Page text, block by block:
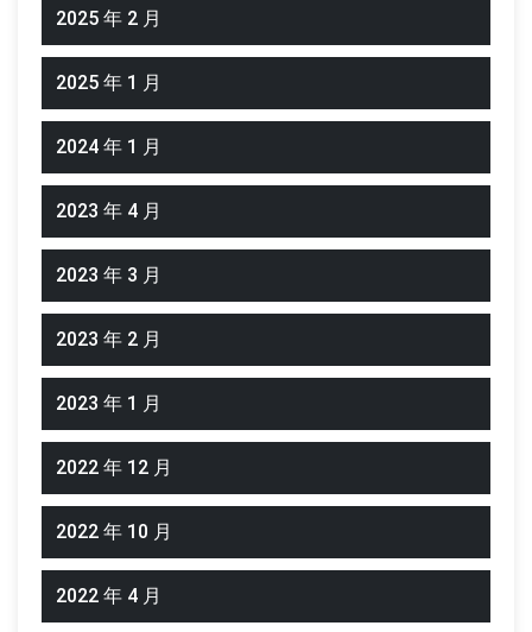
2025 年 2 月
2025 年 1 月
2024 年 1 月
2023 年 4 月
2023 年 3 月
2023 年 2 月
2023 年 1 月
2022 年 12 月
2022 年 10 月
2022 年 4 月